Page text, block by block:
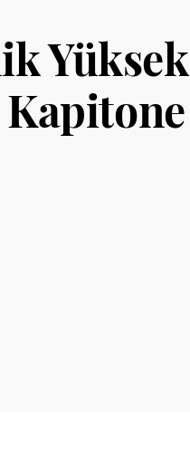
Yüksek
Kapitone
Şifremi Unuttum!